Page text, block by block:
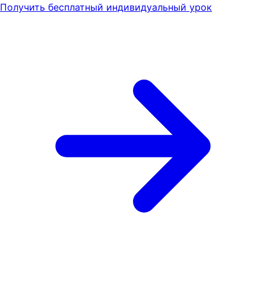
Получить бесплатный индивидуальный урок